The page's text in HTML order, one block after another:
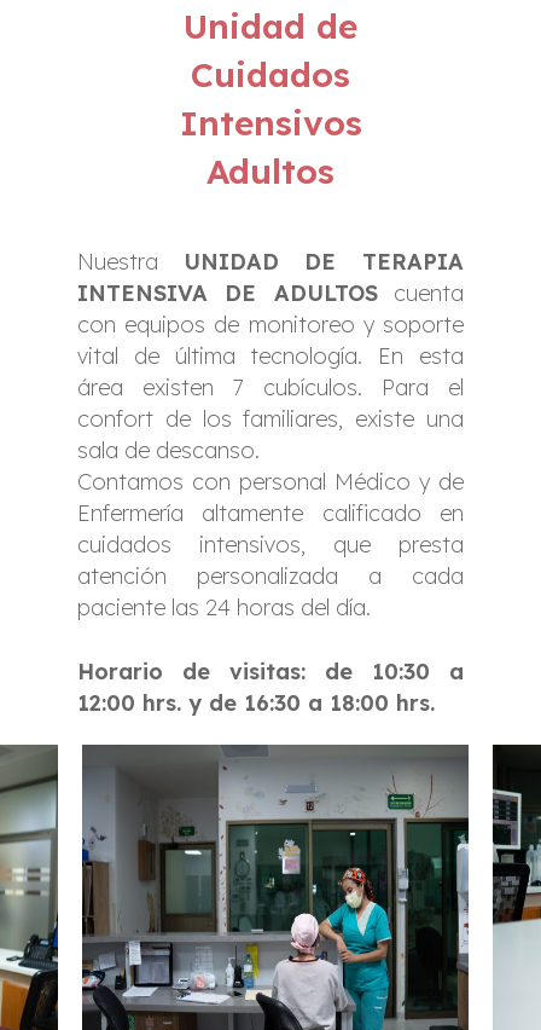
Unidad de
Cuidados
Intensivos
Adultos
Nuestra
UNIDAD DE TERAPIA
INTENSIVA DE ADULTOScuenta
con equipos de monitoreo y soporte
vital de última tecnología. En esta
área existen 7 cubículos. Para el
confort de los familiares, existe una
sala de descanso.
Contamos con personal Médico y de
Enfermería altamente calificado en
cuidados intensivos, que presta
atención personalizada a cada
paciente las 24 horas del día.
Horario de visitas: de 10:30 a
12:00 hrs. y de 16:30 a 18:00 hrs.